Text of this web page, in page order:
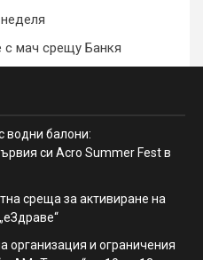
с мач срещу Банкя
водни балони:
си Acro Summer Fest в
среща за активиране на
и ограничения